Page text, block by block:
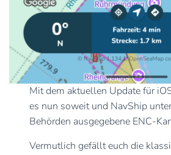
Mit dem aktuellen Update für
es nun soweit und NavShip
Behörden ausgegebene ENC-
Vermutlich gefällt euch die